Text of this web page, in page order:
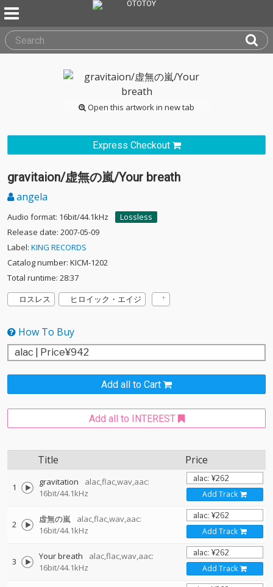
Open this artwork in new tab
Express Checkout
gravitaion/虚無の嵐/Your breath
angela
Audio format: 16bit/44.1kHz
Lossless
Release date: 2007-05-09
Label: KING RECORDS
Catalog number: KICM-1202
Total runtime: 28:37
ロスレス
ヒロイック・エイジ
How To Buy
Add all to Cart
Add all to INTEREST
Title Price
1 gravitation
alac,flac,wav,aac:
16bit/44.1kHz
Add Track
2 虚無の嵐
alac,flac,wav,aac:
16bit/44.1kHz
Add Track
3 Your breath
alac,flac,wav,aac:
16bit/44.1kHz
Add Track